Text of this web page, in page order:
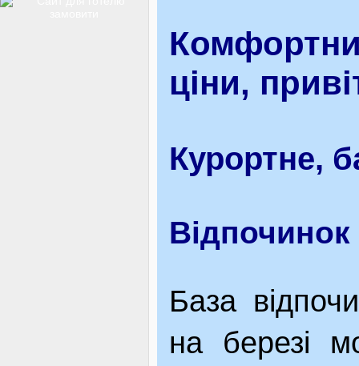
БАЗИ ВІДПОЧИНКУ
ВІДВІДУВАЧАМ
ціни,
Курортне,
База
на березі